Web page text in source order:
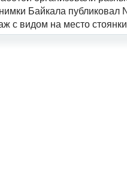
Байкала
с видом на место